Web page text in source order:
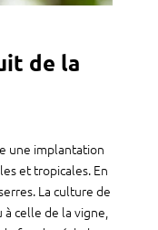
de la
une implantation
et tropicales. En
La culture de
celle de la vigne,